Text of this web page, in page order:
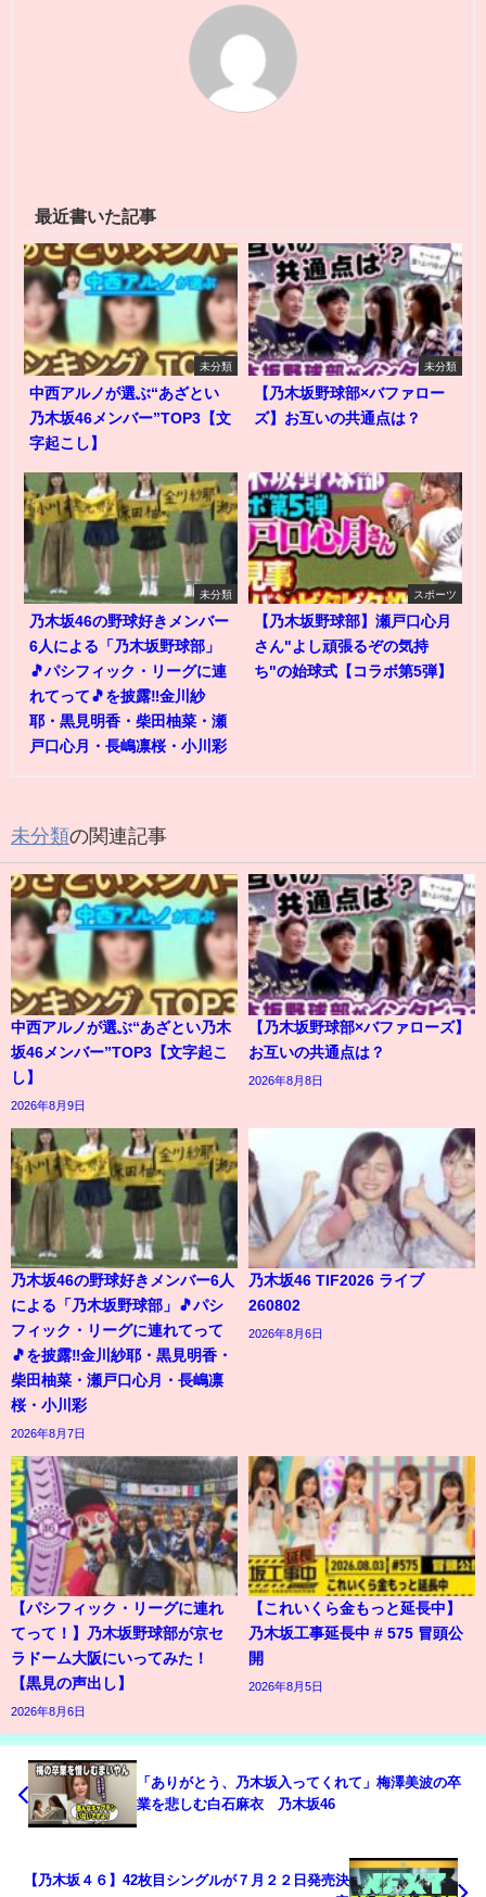
最近書いた記事
未分類
中西アルノが選ぶ“あざとい
乃木坂46メンバー”TOP3【文
字起こし】
未分類
【乃木坂野球部×バファロー
ズ】お互いの共通点は？
未分類
乃木坂46の野球好きメンバー
6人による「乃木坂野球部」
🎵パシフィック・リーグに連
れてって🎵を披露‼️金川紗
耶・黒見明香・柴田柚菜・瀬
戸口心月・長嶋凛桜・小川彩
スポーツ
【乃木坂野球部】瀬戸口心月
さん"よし頑張るぞの気持
ち"の始球式【コラボ第5弾】
未分類の関連記事
中西アルノが選ぶ“あざとい乃木
坂46メンバー”TOP3【文字起こ
し】
2026年8月9日
【乃木坂野球部×バファローズ】
お互いの共通点は？
2026年8月8日
乃木坂46の野球好きメンバー6人
による「乃木坂野球部」🎵パシ
フィック・リーグに連れてって
🎵を披露‼️金川紗耶・黒見明香・
柴田柚菜・瀬戸口心月・長嶋凛
桜・小川彩
2026年8月7日
乃木坂46 TIF2026 ライブ
260802
2026年8月6日
【パシフィック・リーグに連れ
てって！】乃木坂野球部が京セ
ラドーム大阪にいってみた！
【黒見の声出し】
2026年8月6日
【これいくら金もっと延長中】
乃木坂工事延長中 # 575 冒頭公
開
2026年8月5日
「ありがとう、乃木坂入ってくれて」梅澤美波の卒
業を悲しむ白石麻衣 乃木坂46
【乃木坂４６】42枚目シングルが７月２２日発売決